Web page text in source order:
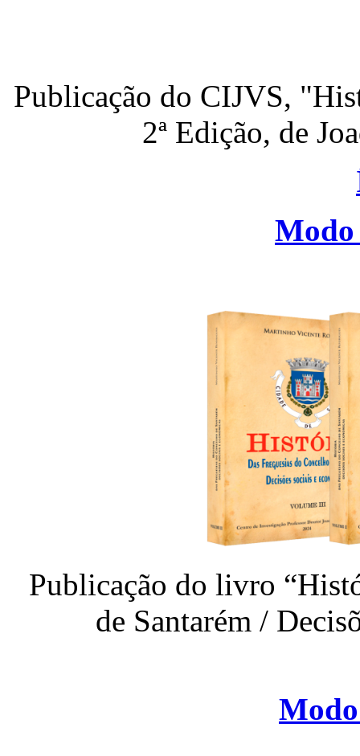
Publicação do CIJVS,
2ª Edição, de
Publicação do livro
de Santarém /